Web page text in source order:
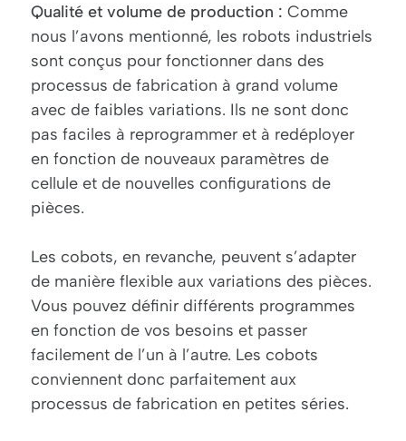
Qualité et volume de production : Comme
nous l’avons mentionné, les robots industriels
sont conçus pour fonctionner dans des
processus de fabrication à grand volume
avec de faibles variations. Ils ne sont donc
pas faciles à reprogrammer et à redéployer
en fonction de nouveaux paramètres de
cellule et de nouvelles configurations de
pièces.
Les cobots, en revanche, peuvent s’adapter
de manière flexible aux variations des pièces.
Vous pouvez définir différents programmes
en fonction de vos besoins et passer
facilement de l’un à l’autre. Les cobots
conviennent donc parfaitement aux
processus de fabrication en petites séries.